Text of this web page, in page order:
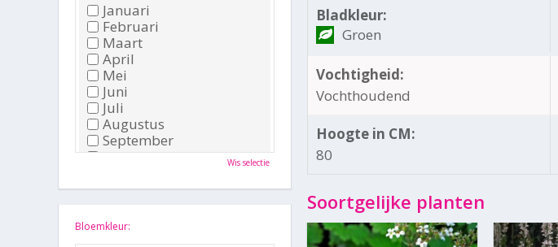
Bladkleur:
Groen
Vochtigheid:
Vochthoudend
Hoogte in CM:
80
Soortgelijke planten
Januari
Februari
Maart
April
Mei
Juni
Juli
Augustus
September
Oktober
December
Wis selectie
Bloemkleur: